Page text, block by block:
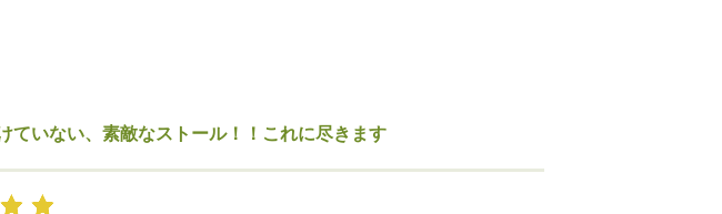
ていない、素敵なストール！！これに尽きます